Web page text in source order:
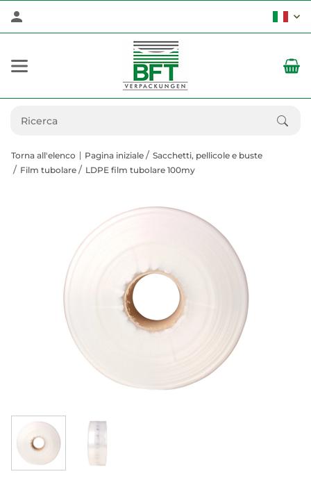
Torna all'elenco Pagina iniziale
Sacchetti, pellicole e buste
Film tubolare
LDPE film tubolare 100my